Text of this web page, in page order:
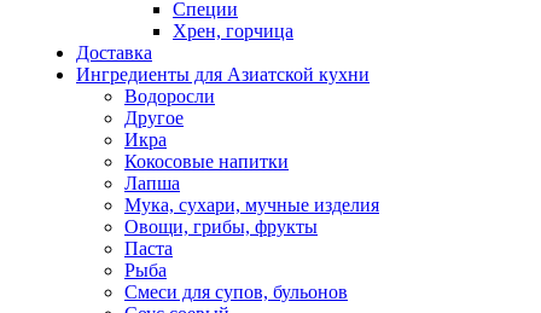
Специи
Хрен, горчица
Доставка
Ингредиенты для Азиатской кухни
Водоросли
Другое
Икра
Кокосовые напитки
Лапша
Мука, сухари, мучные изделия
Овощи, грибы, фрукты
Паста
Рыба
Смеси для супов, бульонов